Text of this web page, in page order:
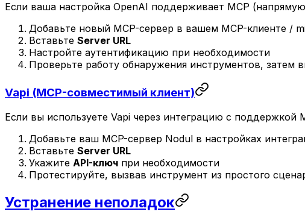
Если ваша настройка OpenAI поддерживает MCP
Добавьте новый MCP-сервер в вашем MCP-клиенте /
Вставьте Server URL
Настройте аутентификацию при необходимости
Проверьте работу обнаружения инструментов, затем
Vapi (MCP-совместимый клиент)
Если вы используете Vapi через интеграцию с поддержкой
Добавьте ваш MCP-сервер Nodul в настройках
Вставьте Server URL
Укажите API-ключ при необходимости
Протестируйте, вызвав инструмент из простого
Устранение неполадок